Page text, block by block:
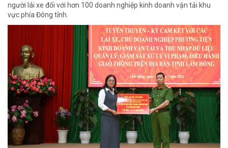
người lái xe đối với hơn 100 doanh nghiệp kinh doanh vận tải khu
vực phía Đông tỉnh.